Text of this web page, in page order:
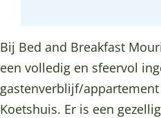
u
r
i
t
M
o
u
r
e
M
o
u
u
r
i
t
D
e
M
o
Bij Bed and Breakfast
een volledig en sfeervol
gastenverblijf/
Koetshuis. Er is een